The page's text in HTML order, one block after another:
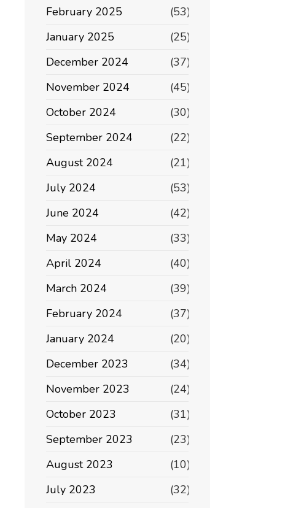
February 2025
(53)
January 2025
(25)
December 2024
(37)
November 2024
(45)
October 2024
(30)
September 2024
(22)
August 2024
(21)
July 2024
(53)
June 2024
(42)
May 2024
(33)
April 2024
(40)
March 2024
(39)
February 2024
(37)
January 2024
(20)
December 2023
(34)
November 2023
(24)
October 2023
(31)
September 2023
(23)
August 2023
(10)
July 2023
(32)